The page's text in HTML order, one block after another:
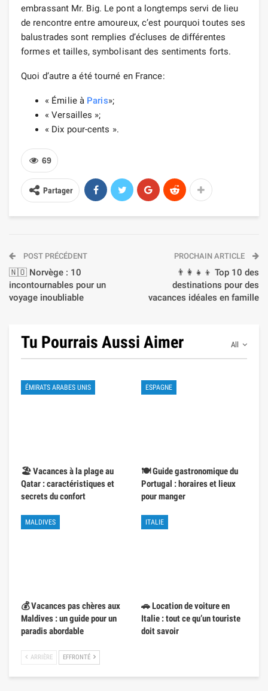
embrassant Mr. Big. Le pont a longtemps servi de lieu
de rencontre entre amoureux, c’est pourquoi toutes ses
balustrades sont remplies d’écluses de différentes
formes et tailles, symbolisant des sentiments forts.
Quoi d’autre a été tourné en France:
« Émilie à Paris»;
« Versailles »;
« Dix pour-cents ».
69
Partager
POST PRÉCÉDENT
🇳🇴 Norvège : 10
incontournables pour un
voyage inoubliable
PROCHAIN ARTICLE
👨‍👩‍👧‍👦 Top 10 des
destinations pour des
vacances idéales en famille
All
Tu Pourrais Aussi Aimer
ÉMIRATS ARABES UNIS
🏖️ Vacances à la plage au
Qatar : caractéristiques et
secrets du confort
ESPAGNE
🍽️ Guide gastronomique du
Portugal : horaires et lieux
pour manger
MALDIVES
💰 Vacances pas chères aux
Maldives : un guide pour un
paradis abordable
ITALIE
🚗 Location de voiture en
Italie : tout ce qu’un touriste
doit savoir
ARRIÈRE EFFRONTÉ